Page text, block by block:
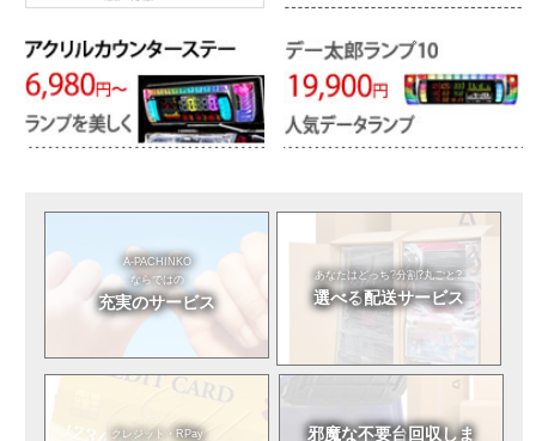
A-PACHINKO
ならではの
充実のサービス
あなたはどっち?分割?丸ごと?
選べる配送サービス
クレジット・RPay 邪魔な不要台回収しま